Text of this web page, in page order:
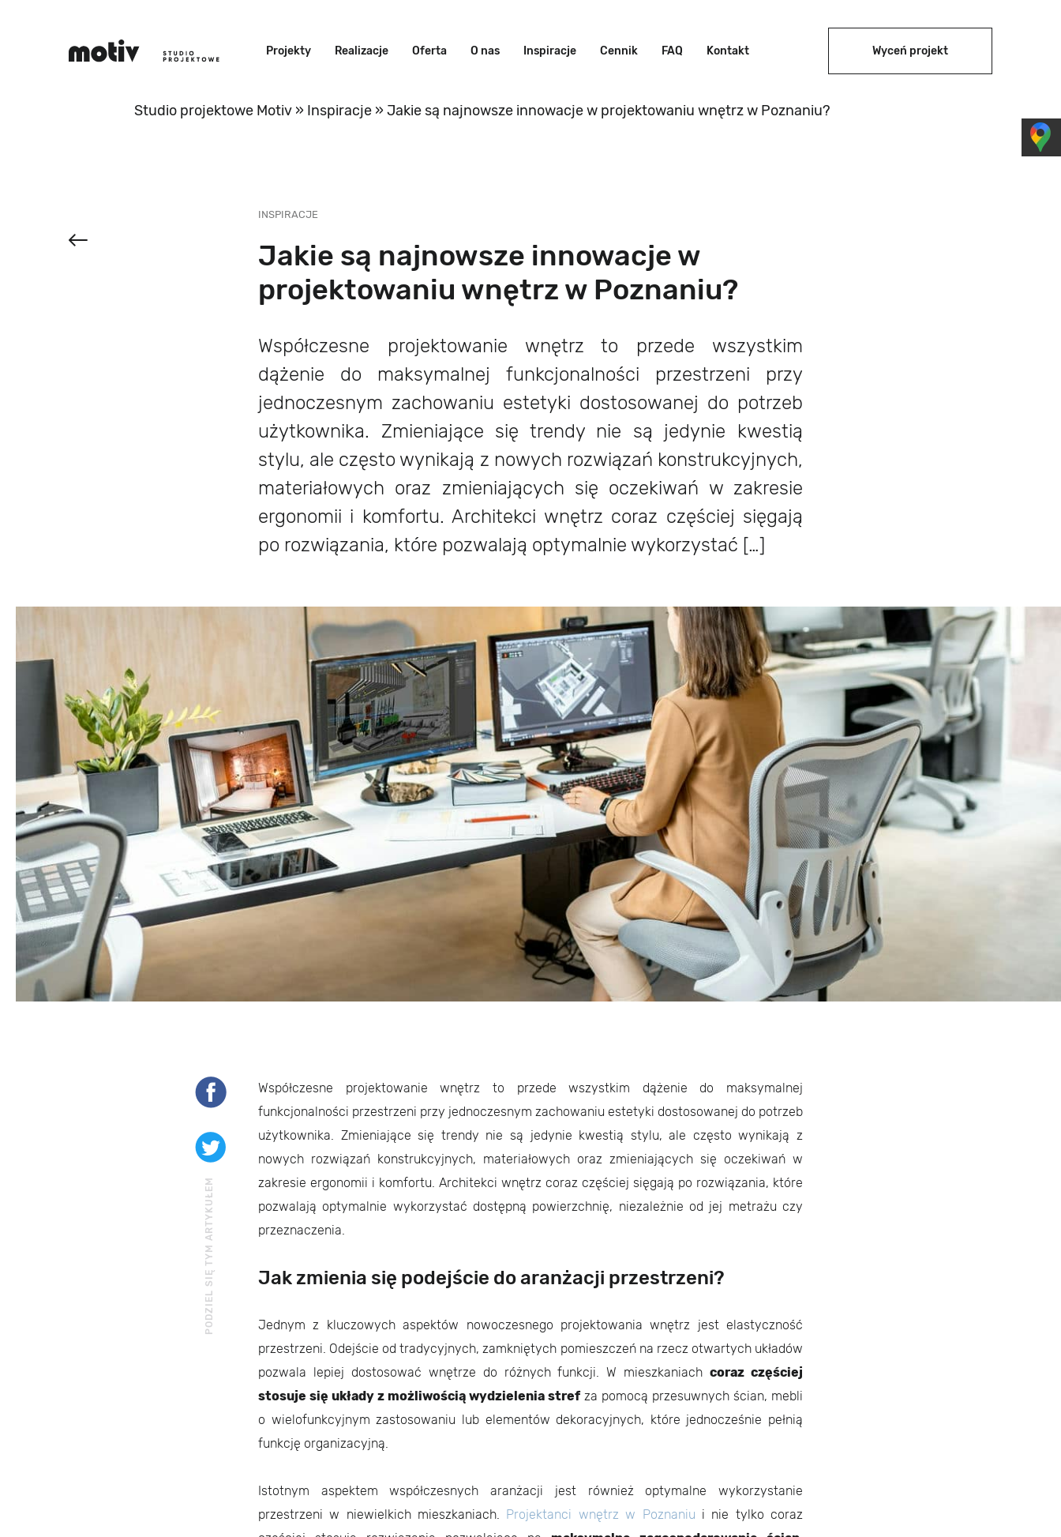
Projekty Realizacje Oferta O nas Inspiracje Cennik FAQ Kontakt Wyceń projekt
Studio projektowe Motiv» Inspiracje»Jakie są najnowsze innowacje w projektowaniu wnętrz w Poznaniu?
INSPIRACJE
Jakie są najnowsze innowacje w
projektowaniu wnętrz w Poznaniu?
Współczesne projektowanie wnętrz to przede wszystkim
dążenie do maksymalnej funkcjonalności przestrzeni przy
jednoczesnym zachowaniu estetyki dostosowanej do potrzeb
użytkownika. Zmieniające się trendy nie są jedynie kwestią
stylu, ale często wynikają z nowych rozwiązań konstrukcyjnych,
materiałowych oraz zmieniających się oczekiwań w zakresie
ergonomii i komfortu. Architekci wnętrz coraz częściej sięgają
po rozwiązania, które pozwalają optymalnie wykorzystać […]
PODZIEL SIĘ TYM ARTYKUŁEM
Współczesne projektowanie wnętrz to przede wszystkim dążenie do maksymalnej
funkcjonalności przestrzeni przy jednoczesnym zachowaniu estetyki dostosowanej do potrzeb
użytkownika. Zmieniające się trendy nie są jedynie kwestią stylu, ale często wynikają z
nowych rozwiązań konstrukcyjnych, materiałowych oraz zmieniających się oczekiwań w
zakresie ergonomii i komfortu. Architekci wnętrz coraz częściej sięgają po rozwiązania, które
pozwalają optymalnie wykorzystać dostępną powierzchnię, niezależnie od jej metrażu czy
przeznaczenia.
Jak zmienia się podejście do aranżacji przestrzeni?
Jednym z kluczowych aspektów nowoczesnego projektowania wnętrz jest elastyczność
przestrzeni. Odejście od tradycyjnych, zamkniętych pomieszczeń na rzecz otwartych układów
pozwala lepiej dostosować wnętrze do różnych funkcji. W mieszkaniachcoraz częściej
stosuje się układy z możliwością wydzielenia strefza pomocą przesuwnych ścian, mebli
o wielofunkcyjnym zastosowaniu lub elementów dekoracyjnych, które jednocześnie pełnią
funkcję organizacyjną.
Istotnym aspektem współczesnych aranżacji jest również optymalne wykorzystanie
przestrzeni w niewielkich mieszkaniach. Projektanci wnętrz w Poznaniu i nie tylko coraz